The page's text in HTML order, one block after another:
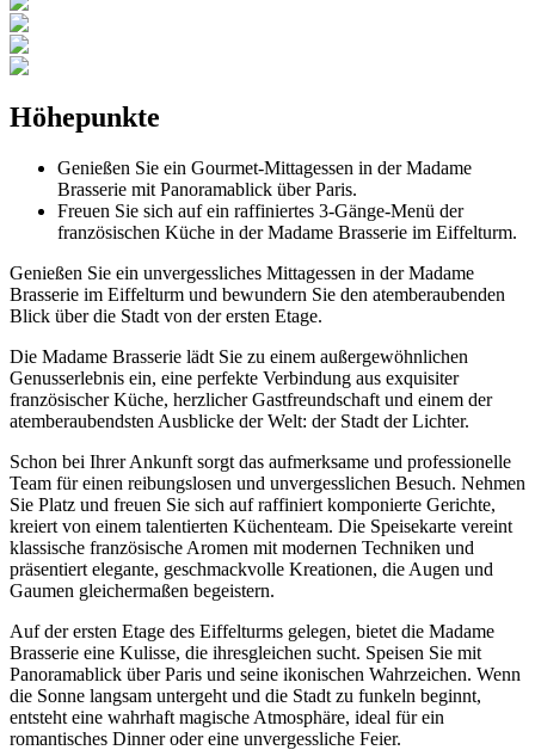
Höhepunkte
Genießen Sie ein Gourmet-Mittagessen in der Madame
Brasserie mit Panoramablick über Paris.
Freuen Sie sich auf ein raffiniertes 3-Gänge-Menü der
französischen Küche in der Madame Brasserie im Eiffelturm.
Genießen Sie ein unvergessliches Mittagessen in der Madame
Brasserie im Eiffelturm und bewundern Sie den atemberaubenden
Blick über die Stadt von der ersten Etage.
Die Madame Brasserie lädt Sie zu einem außergewöhnlichen
Genusserlebnis ein, eine perfekte Verbindung aus exquisiter
französischer Küche, herzlicher Gastfreundschaft und einem der
atemberaubendsten Ausblicke der Welt: der Stadt der Lichter.
Schon bei Ihrer Ankunft sorgt das aufmerksame und professionelle
Team für einen reibungslosen und unvergesslichen Besuch. Nehmen
Sie Platz und freuen Sie sich auf raffiniert komponierte Gerichte,
kreiert von einem talentierten Küchenteam. Die Speisekarte vereint
klassische französische Aromen mit modernen Techniken und
präsentiert elegante, geschmackvolle Kreationen, die Augen und
Gaumen gleichermaßen begeistern.
Auf der ersten Etage des Eiffelturms gelegen, bietet die Madame
Brasserie eine Kulisse, die ihresgleichen sucht. Speisen Sie mit
Panoramablick über Paris und seine ikonischen Wahrzeichen. Wenn
die Sonne langsam untergeht und die Stadt zu funkeln beginnt,
entsteht eine wahrhaft magische Atmosphäre, ideal für ein
romantisches Dinner oder eine unvergessliche Feier.